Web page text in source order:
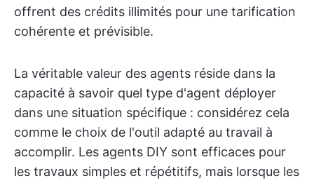
offrent des crédits illimités pour une tarification
cohérente et prévisible.
La véritable valeur des agents réside dans la
capacité à savoir quel type d'agent déployer
dans une situation spécifique : considérez cela
comme le choix de l'outil adapté au travail à
accomplir. Les agents DIY sont efficaces pour
les travaux simples et répétitifs, mais lorsque les